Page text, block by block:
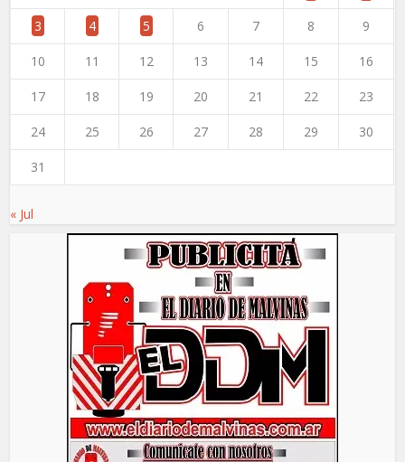
3 4 5 6 7 8 9
10 11 12 13 14 15 16
17 18 19 20 21 22 23
24 25 26 27 28 29 30
31
« Jul